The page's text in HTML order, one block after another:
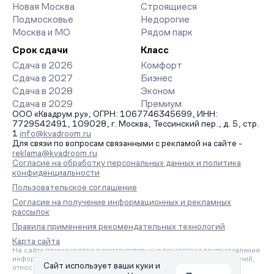
Новая Москва
Подмосковье
Москва и МО
Строящиеся
Недорогие
Рядом парк
Срок сдачи
Сдача в 2026
Сдача в 2027
Сдача в 2028
Сдача в 2029
Класс
Комфорт
Бизнес
Эконом
Премиум
ООО «Квадрум.ру», ОГРН: 1067746345699, ИНН:
7729542491, 109028, г. Москва, Тессинский пер., д. 5, стр.
1 info@kvadroom.ru
Для связи по вопросам связанными с рекламой на сайте -
reklama@kvadroom.ru
Согласие на обработку персональных данных и политика
конфиденциальности
Пользовательское соглашение
Согласие на получение информационных и рекламных
рассылок
Правила применения рекомендательных технологий
Карта сайта
На сайте применяются рекомендательные технологии предоставления
информации на основе сбора, систематизации и анализа сведений,
относящихся к предпочтениям пользователей сети «Интернет»,
Сайт использует ваши куки и